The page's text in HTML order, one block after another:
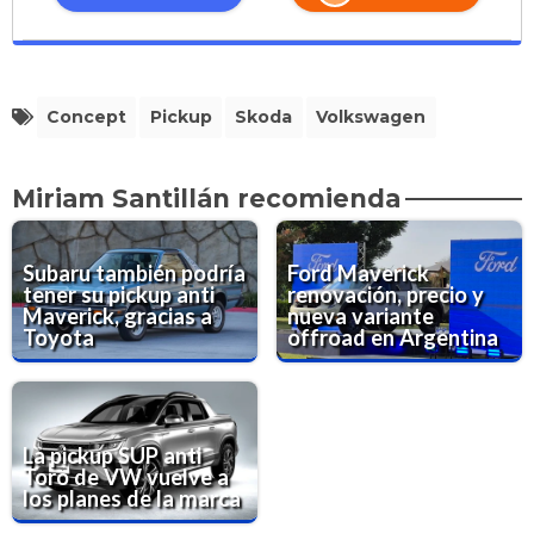
Concept Pickup Skoda Volkswagen
Miriam Santillán recomienda
Subaru también podría
tener su pickup anti
Maverick, gracias a
Toyota
Ford Maverick
renovación, precio y
nueva variante
offroad en Argentina
La pickup SUP anti
Toro de VW vuelve a
los planes de la marca